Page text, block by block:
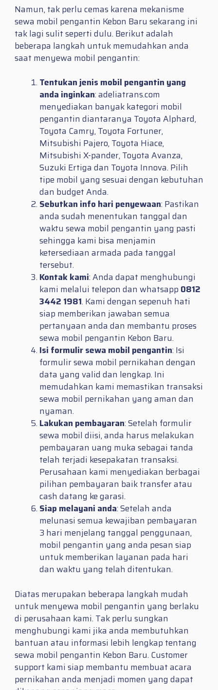
Namun, tak perlu cemas karena mekanisme
sewa mobil pengantin Kebon Baru sekarang ini
tak lagi sulit seperti dulu. Berikut adalah
beberapa langkah untuk memudahkan anda
saat menyewa mobil pengantin:
Tentukan jenis mobil pengantin yang
anda inginkan: adeliatrans.com
menyediakan banyak kategori mobil
pengantin diantaranya Toyota Alphard,
Toyota Camry, Toyota Fortuner,
Mitsubishi Pajero, Toyota Hiace,
Mitsubishi X-pander, Toyota Avanza,
Suzuki Ertiga dan Toyota Innova. Pilih
tipe mobil yang sesuai dengan kebutuhan
dan budget Anda.
Sebutkan info hari penyewaan: Pastikan
anda sudah menentukan tanggal dan
waktu sewa mobil pengantin yang pasti
sehingga kami bisa menjamin
ketersediaan armada pada tanggal
tersebut.
Kontak kami: Anda dapat menghubungi
kami melalui telepon dan whatsapp 0812
3442 1981. Kami dengan sepenuh hati
siap memberikan jawaban semua
pertanyaan anda dan membantu proses
sewa mobil pengantin Kebon Baru.
Isi formulir sewa mobil pengantin: Isi
formulir sewa mobil pernikahan dengan
data yang valid dan lengkap. Ini
memudahkan kami memastikan transaksi
sewa mobil pernikahan yang aman dan
nyaman.
Lakukan pembayaran: Setelah formulir
sewa mobil diisi, anda harus melakukan
pembayaran uang muka sebagai tanda
telah terjadi kesepakatan transaksi.
Perusahaan kami menyediakan berbagai
pilihan pembayaran baik transfer atau
cash datang ke garasi.
Siap melayani anda: Setelah anda
melunasi semua kewajiban pembayaran
3 hari menjelang tanggal penggunaan,
mobil pengantin yang anda pesan siap
untuk memberikan layanan pada hari
dan waktu yang telah ditentukan.
Diatas merupakan beberapa langkah mudah
untuk menyewa mobil pengantin yang berlaku
di perusahaan kami. Tak perlu sungkan
menghubungi kami jika anda membutuhkan
bantuan atau informasi lebih lengkap tentang
sewa mobil pengantin Kebon Baru. Customer
support kami siap membantu membuat acara
pernikahan anda menjadi momen yang dapat